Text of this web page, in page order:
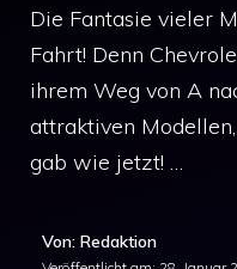
Die Fantasie vieler
Fahrt! Denn
ihrem Weg von A
attraktiven
gab wie jetzt! …
Von: Redaktion